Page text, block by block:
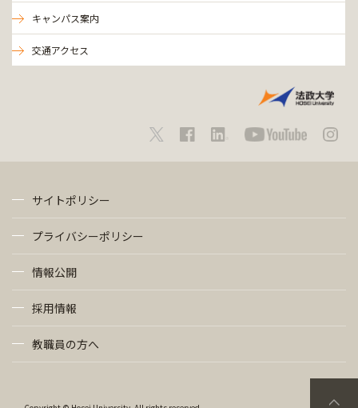
キャンパス案内
交通アクセス
サイトポリシー
プライバシーポリシー
情報公開
採用情報
教職員の方へ